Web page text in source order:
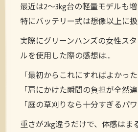
最近は2〜3kg台の軽量モデルも増
特にバッテリー式は想像以上に扱
実際にグリーンハンズの女性ス
ルを使用した際の感想は…
「最初からこれにすればよかっ
「肩にかけた瞬間の負担が全然違
「庭の草刈りなら十分すぎるパワ
重さが2kg違うだけで、体感はま